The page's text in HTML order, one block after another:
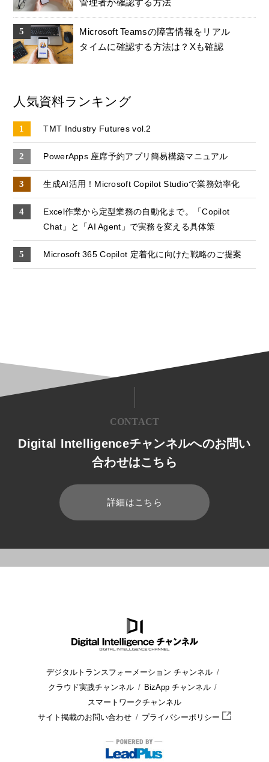
管理者が確認する方法
Microsoft Teamsの障害情報をリアル
タイムに確認する方法は？Xも確認
人気資料ランキング
TMT Industry Futures vol.2
PowerApps 座席予約アプリ簡易構築マニュアル
生成AI活用！Microsoft Copilot Studioで業務効率化
Excel作業から定型業務の自動化まで。「Copilot
Chat」と「AI Agent」で実務を変える具体策
Microsoft 365 Copilot 定着化に向けた戦略のご提案
CONTACT
Digital Intelligenceチャンネルへのお問い
合わせはこちら
詳細はこちら
デジタルトランスフォーメーション チャンネル
クラウド実践チャンネル
BizApp チャンネル
スマートワークチャンネル
サイト掲載のお問い合わせ
プライバシーポリシー